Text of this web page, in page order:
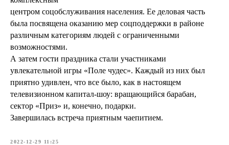
центром соцобслуживания населения. Ее деловая часть
была посвящена оказанию мер соцподдержки в районе
различным категориям людей с ограниченными
возможностями.
А затем гости праздника стали участниками
увлекательной игры «Поле чудес». Каждый из них был
приятно удивлен, что все было, как в настоящем
телевизионном капитал-шоу: вращающийся барабан,
сектор «Приз» и, конечно, подарки.
Завершилась встреча приятным чаепитием.
2022-12-29 11:25